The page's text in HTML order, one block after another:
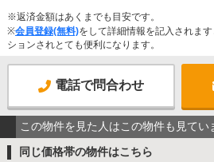
※返済金額はあくまでも目安です。
※会員登録(無料)をして詳細情報を記入されま
ションされとても便利になります。
電話で問合わせ
この物件を見た人はこの物件も見てい
同じ価格帯の物件はこちら